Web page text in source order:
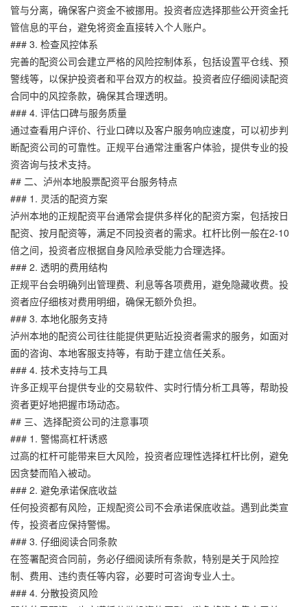
管与分离，确保客户资金不被挪用。投资者应选择那些公开资金托
管信息的平台，避免将资金直接转入个人账户。
### 3. 检查风控体系
完善的配资公司会建立严格的风险控制体系，包括设置平仓线、预
警线等，以保护投资者和平台双方的权益。投资者应仔细阅读配资
合同中的风控条款，确保其合理透明。
### 4. 评估口碑与服务质量
通过查看用户评价、行业口碑以及客户服务响应速度，可以初步判
断配资公司的可靠性。正规平台通常注重客户体验，提供专业的投
资咨询与技术支持。
## 二、泸州本地股票配资平台服务特点
### 1. 灵活的配资方案
泸州本地的正规配资平台通常会提供多样化的配资方案，包括按日
配资、按月配资等，满足不同投资者的需求。杠杆比例一般在2-10
倍之间，投资者应根据自身风险承受能力合理选择。
### 2. 透明的费用结构
正规平台会明确列出管理费、利息等各项费用，避免隐藏收费。投
资者应仔细核对费用明细，确保无额外负担。
### 3. 本地化服务支持
泸州本地的配资公司往往能提供更贴近投资者需求的服务，如面对
面的咨询、本地客服支持等，有助于建立信任关系。
### 4. 技术支持与工具
许多正规平台提供专业的交易软件、实时行情分析工具等，帮助投
资者更好地把握市场动态。
## 三、选择配资公司的注意事项
### 1. 警惕高杠杆诱惑
过高的杠杆可能带来巨大风险，投资者应理性选择杠杆比例，避免
因贪婪而陷入被动。
### 2. 避免承诺保底收益
任何投资都有风险，正规配资公司不会承诺保底收益。遇到此类宣
传，投资者应保持警惕。
### 3. 仔细阅读合同条款
在签署配资合同前，务必仔细阅读所有条款，特别是关于风险控
制、费用、违约责任等内容，必要时可咨询专业人士。
### 4. 分散投资风险